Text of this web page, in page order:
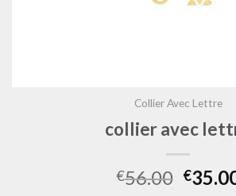
Collier Avec Lettre
collier avec
€56.00 €